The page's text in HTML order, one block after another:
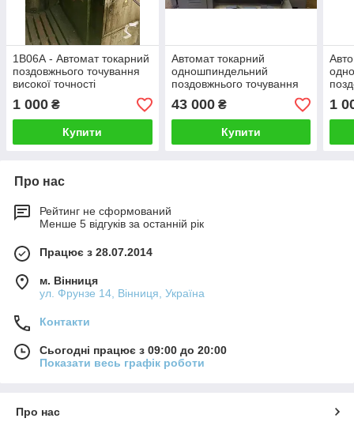
1В06А - Автомат токарний
поздовжнього точування
високої точності
1 000 ₴
Купити
Автомат токарний
одношпиндельний
поздовжнього точування
особливо високої точності
— 11Т16А
43 000₴
Купити
1
Про нас
Рейтинг не сформований
Менше 5 відгуків за останній рік
Працює з 28.07.2014
м. Вінниця
ул. Фрунзе 14, Вінниця, Україна
Контакти
Сьогодні працює з 09:00 до 20:00
Показати весь графік роботи
Про нас